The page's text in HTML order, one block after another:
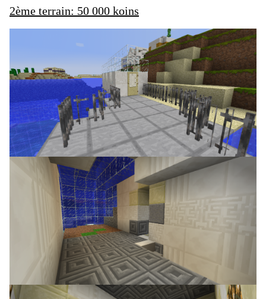
2ème terrain: 50 000 koins